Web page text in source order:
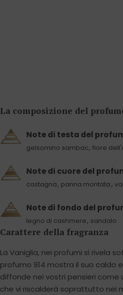
La composizione del
Note di testa del
gelsomino sambac, fiore
Note di cuore del
castagna, panna montata ,
Note di fondo del
legno di cashmere, sandalo
Carattere della fragranza
La Vaniglia, nei profumi si rivela
profumo 914 mostra il suo caldo
diffonde nei vostri pensieri come
che vi riscalderà soprattutto nei